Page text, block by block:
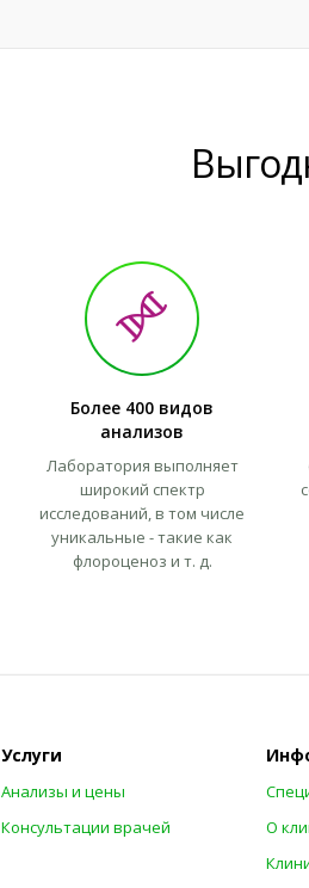
Более 400 видов
анализов
Лаборатория выполняет
широкий спектр
исследований, в том числе
уникальные - такие как
флороценоз и т. д.
Услуги
Анализы и цены
Консультации врачей
О